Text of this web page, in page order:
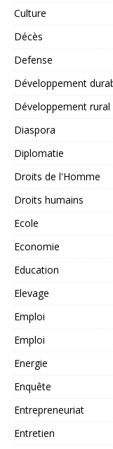
Culture
Décès
Defense
Développement
Développement rural
Diaspora
Diplomatie
Droits de l'Homme
Droits humains
Ecole
Economie
Education
Elevage
Emploi
Emploi
Energie
Enquête
Entrepreneuriat
Entretien